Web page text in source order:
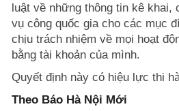
luật về những thông tin kê khai,
vụ công quốc gia cho các mục
chịu trách nhiệm về mọi hoạt
bằng tài khoản của mình.
Quyết định này có hiệu lực thi
Theo Báo Hà Nội Mới